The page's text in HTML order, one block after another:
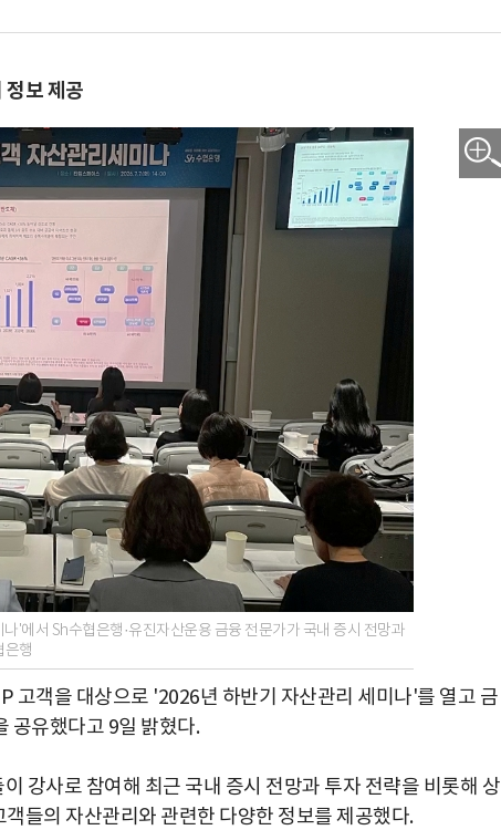
정보 제공
'에서 Sh수협은행·유진자산운용 금융 전문가가 국내 증시 전망과
은행
고객을 대상으로 '2026년 하반기 자산관리 세미나'를 열고 금
공유했다고 9일 밝혔다.
강사로 참여해 최근 국내 증시 전망과 투자 전략을 비롯해 상
들의 자산관리와 관련한 다양한 정보를 제공했다.